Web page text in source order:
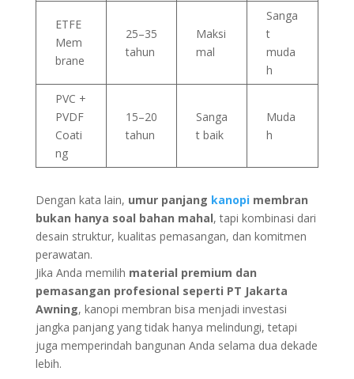
ETFE
Mem
brane
25–35
tahun
Maksi
mal
Sanga
t
muda
h
PVC +
PVDF
Coati
ng
15–20
tahun
Sanga
t baik
Muda
h
Dengan kata lain, umur panjang kanopimembran
bukan hanya soal bahan mahal, tapi kombinasi dari
desain struktur, kualitas pemasangan, dan komitmen
perawatan.
Jika Anda memilih material premium dan
pemasangan profesional seperti PT Jakarta
Awning, kanopi membran bisa menjadi investasi
jangka panjang yang tidak hanya melindungi, tetapi
juga memperindah bangunan Anda selama dua dekade
lebih.